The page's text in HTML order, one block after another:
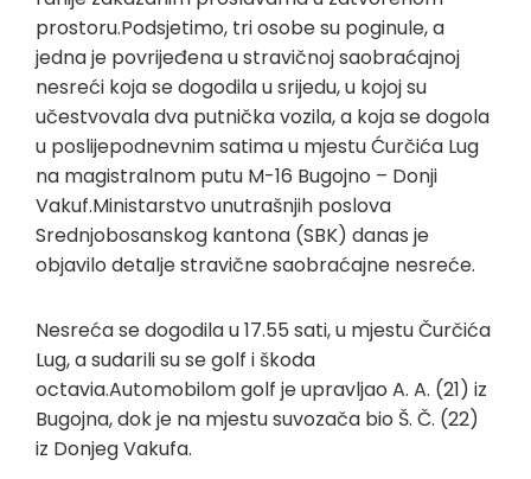
prostoru.Podsjetimo, tri osobe su poginule, a
jedna je povrijeđena u stravičnoj saobraćajnoj
nesreći koja se dogodila u srijedu, u kojoj su
učestvovala dva putnička vozila, a koja se dogola
u poslijepodnevnim satima u mjestu Ćurčića Lug
na magistralnom putu M-16 Bugojno – Donji
Vakuf.Ministarstvo unutrašnjih poslova
Srednjobosanskog kantona (SBK) danas je
objavilo detalje stravične saobraćajne nesreće.
Nesreća se dogodila u 17.55 sati, u mjestu Čurčića
Lug, a sudarili su se golf i škoda
octavia.Automobilom golf je upravljao A. A. (21) iz
Bugojna, dok je na mjestu suvozača bio Š. Č. (22)
iz Donjeg Vakufa.